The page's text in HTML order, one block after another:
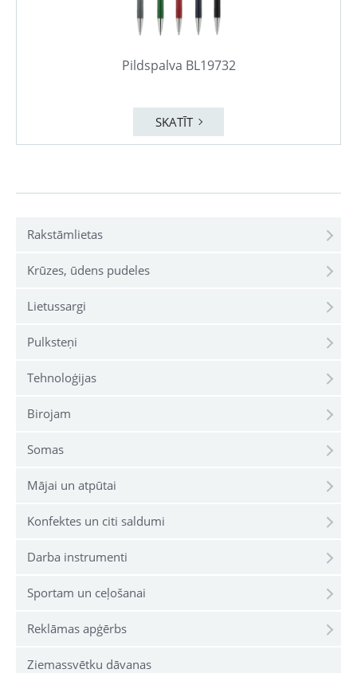
Rakstāmlietas
Krūzes, ūdens pudeles
Lietussargi
Pulksteņi
Tehnoloģijas
Birojam
Somas
Mājai un atpūtai
Konfektes un citi saldumi
Darba instrumenti
Sportam un ceļošanai
Reklāmas apģērbs
Ziemassvētku dāvanas
Pildspalva BL19732
SKATĪT